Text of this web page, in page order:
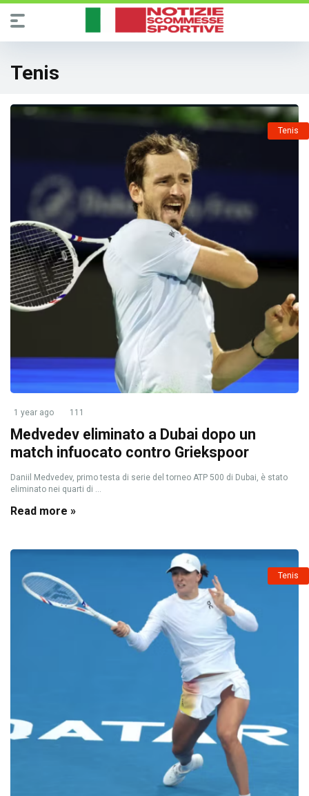
Tenis
Tenis
1 year ago 111
Medvedev eliminato a Dubai dopo un
match infuocato contro Griekspoor
Daniil Medvedev, primo testa di serie del torneo ATP 500 di Dubai, è stato
eliminato nei quarti di ...
Read more »
Tenis